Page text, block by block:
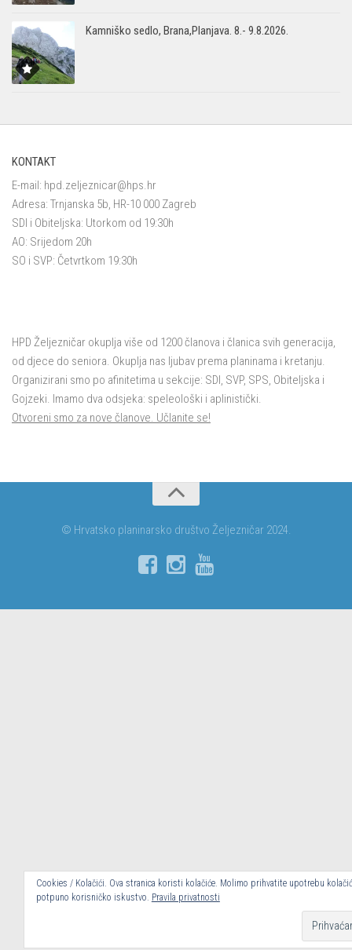
Kamniško sedlo, Brana,Planjava. 8.- 9.8.2026.
KONTAKT
E-mail: hpd.zeljeznicar@hps.hr
Adresa: Trnjanska 5b, HR-10 000 Zagreb
SDI i Obiteljska: Utorkom od 19:30h
AO: Srijedom 20h
SO i SVP: Četvrtkom 19:30h
HPD Željezničar okuplja više od 1200 članova i članica svih generacija,
od djece do seniora. Okuplja nas ljubav prema planinama i kretanju.
Organizirani smo po afinitetima u sekcije: SDI, SVP, SPS, Obiteljska i
Gojzeki. Imamo dva odsjeka: speleološki i aplinistički.
Otvoreni smo za nove članove. Učlanite se!
© Hrvatsko planinarsko društvo Željezničar 2024.
Cookies / Kolačići. Ova stranica koristi kolačiće. Molimo prihvatite upotrebu
potpuno korisničko iskustvo. Pravila privatnosti